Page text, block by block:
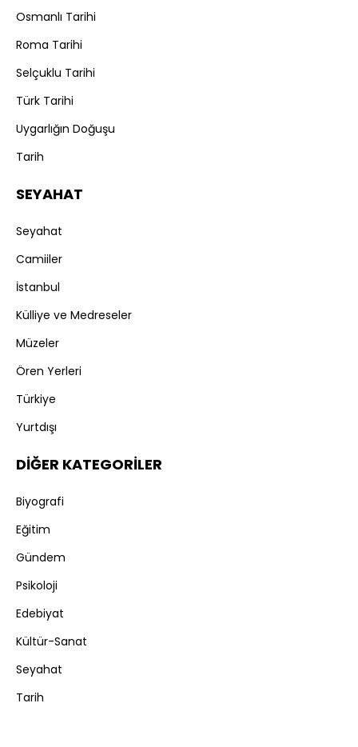
Osmanlı Tarihi
Roma Tarihi
Selçuklu Tarihi
Türk Tarihi
Uygarlığın Doğuşu
Tarih
SEYAHAT
Seyahat
Camiiler
İstanbul
Külliye ve Medreseler
Müzeler
Ören Yerleri
Türkiye
Yurtdışı
DİĞER KATEGORİLER
Biyografi
Eğitim
Gündem
Psikoloji
Edebiyat
Kültür-Sanat
Seyahat
Tarih